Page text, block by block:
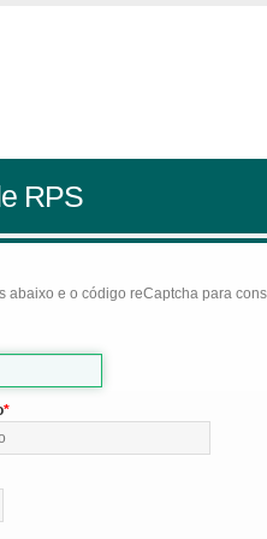
RPS
abaixo e o código reCaptcha para